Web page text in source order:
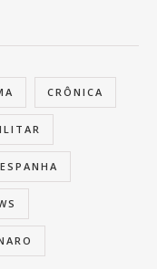
CRÔNICA
ESPANHA